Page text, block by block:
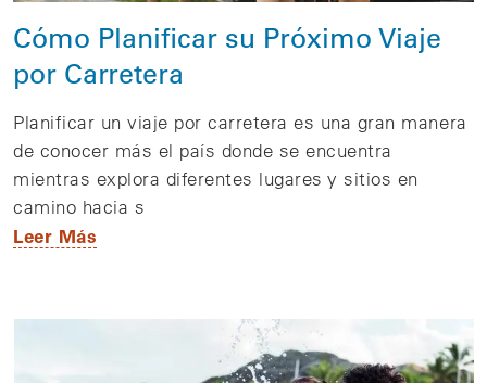
Cómo Planificar su Próximo Viaje
por Carretera
Planificar un viaje por carretera es una gran manera
de conocer más el país donde se encuentra
mientras explora diferentes lugares y sitios en
camino hacia s
Leer Más